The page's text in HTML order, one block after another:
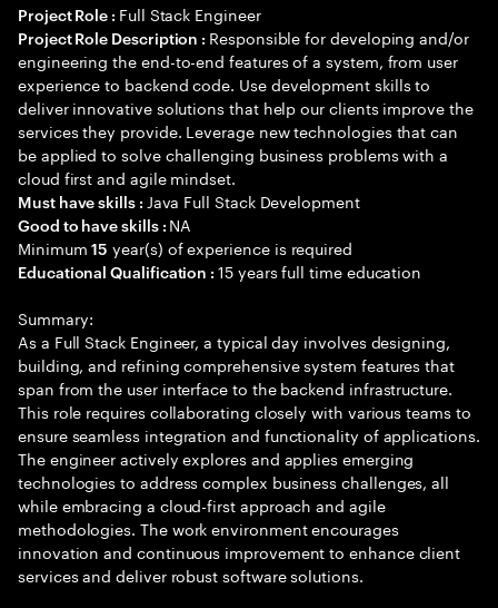
Project Role : Full Stack Engineer
Project Role Description : Responsible for developing and/or
engineering the end-to-end features of a system, from user
experience to backend code. Use development skills to
deliver innovative solutions that help our clients improve the
services they provide. Leverage new technologies that can
be applied to solve challenging business problems with a
cloud first and agile mindset.
Must have skills : Java Full Stack Development
Good to have skills : NA
Minimum15 year(s) of experience is required
Educational Qualification :15 years full time education
Summary:
As a Full Stack Engineer, a typical day involves designing,
building, and refining comprehensive system features that
span from the user interface to the backend infrastructure.
This role requires collaborating closely with various teams to
ensure seamless integration and functionality of applications.
The engineer actively explores and applies emerging
technologies to address complex business challenges, all
while embracing a cloud-first approach and agile
methodologies. The work environment encourages
innovation and continuous improvement to enhance client
services and deliver robust software solutions.